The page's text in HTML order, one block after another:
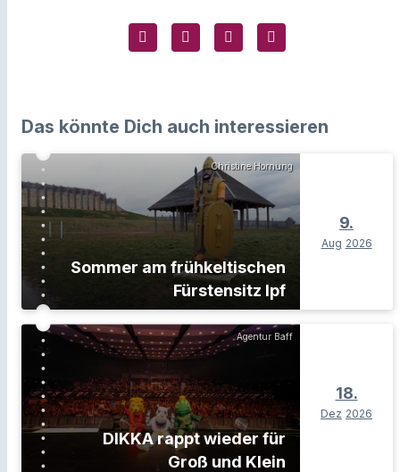
Das könnte Dich auch interessieren
Christine Hornung
Sommer am frühkeltischen
Fürstensitz Ipf
9.
Aug 2026
Agentur Baff
DIKKA rappt wieder für
Groß und Klein
18.
Dez 2026